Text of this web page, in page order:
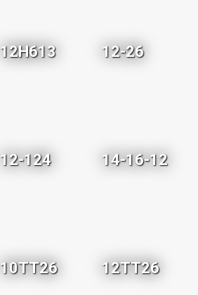
12H613 12-26
12-124 14-16-12
10TT26 12TT26